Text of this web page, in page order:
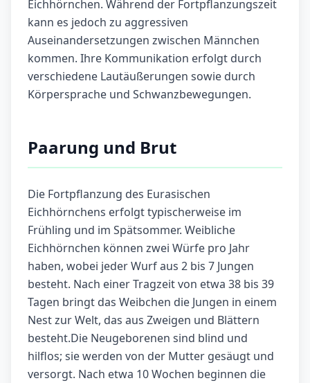
Eichhörnchen. Während der Fortpflanzungszeit
kann es jedoch zu aggressiven
Auseinandersetzungen zwischen Männchen
kommen. Ihre Kommunikation erfolgt durch
verschiedene Lautäußerungen sowie durch
Körpersprache und Schwanzbewegungen.
Paarung und Brut
Die Fortpflanzung des Eurasischen
Eichhörnchens erfolgt typischerweise im
Frühling und im Spätsommer. Weibliche
Eichhörnchen können zwei Würfe pro Jahr
haben, wobei jeder Wurf aus 2 bis 7 Jungen
besteht. Nach einer Tragzeit von etwa 38 bis 39
Tagen bringt das Weibchen die Jungen in einem
Nest zur Welt, das aus Zweigen und Blättern
besteht.Die Neugeborenen sind blind und
hilflos; sie werden von der Mutter gesäugt und
versorgt. Nach etwa 10 Wochen beginnen die